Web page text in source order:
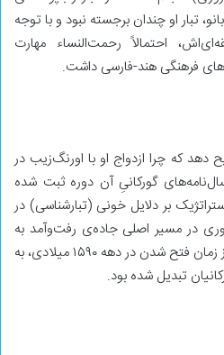
تبار او چندان برجسته نبود و با توجه
احتمالاً رحمت‌النساء مهارت
فرهنگی هند-فارسی داشت.
که چرا ازدواج او با اورنگ‌زیب در
در سال‌نامه‌های گورکانیِ آن دوره ثبت شده
بر دلایل خونی (تبارشناسی) در
در مسیر اصلی جاده‌ی رفت‌وآمد به
کشمیر قرار داشت؛ منطقه‌ای که از زمان فتح شدن در دهه‌ ۱۵۹۰ میلادی، به
تبدیل شده بود.